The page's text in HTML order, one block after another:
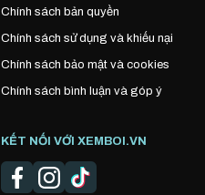
Chính sách bản quyền
Chính sách sử dụng và khiếu nại
Chính sách bảo mật và cookies
Chính sách bình luận và góp ý
KẾT NỐI VỚI XEMBOI.VN